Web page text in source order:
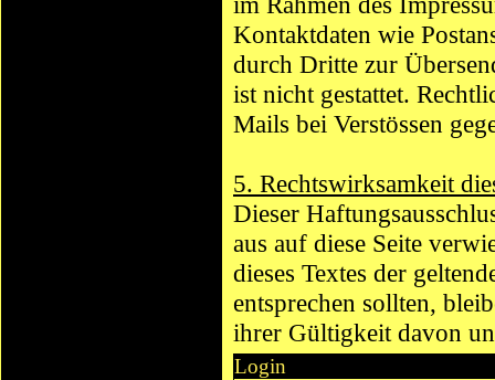
Kontaktdaten wie
durch Dritte zur
ist nicht gestattet.
Mails bei Verstössen
5. Rechtswirksamkeit
Dieser
aus auf diese Seite
dieses Textes der
entsprechen sollten,
ihrer Gültigkeit davon
Login